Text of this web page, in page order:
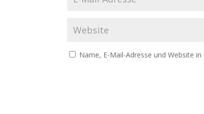
Name, E-Mail-Adresse und Website